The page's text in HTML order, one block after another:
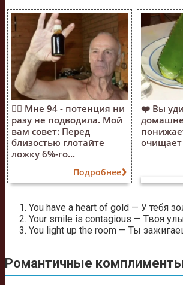
❤️‍🔥 Мне 94 - потенция ни
разу не подводила. Мой
вам совет: Перед
близостью глотайте
ложку 6%-го...
Подробнее
❤️ Вы
очищает
You have a heart of gold — У тебя
Your smile is contagious — Твоя
You light up the room — Ты
Романтичные комплименты